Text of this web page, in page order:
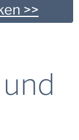
>>